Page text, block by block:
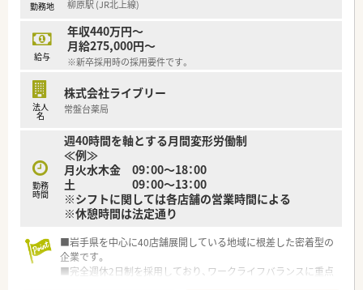
勤務地 柳原駅 (JR北上線)
給与
年収440万円～
月給275,000円～
※新卒採用時の採用要件です。
法人
名
株式会社ライブリー
常盤台薬局
勤務
時間
週40時間を軸とする月間変形労働制
≪例≫
月火水木金 09：00～18：00
土 09：00～13：00
※シフトに関しては各店舗の営業時間による
※休憩時間は法定通り
■岩手県を中心に40店舗展開している地域に根差した密着型の
企業です。
■完全週休2日制を採用しており、ワークライフバランスに重点